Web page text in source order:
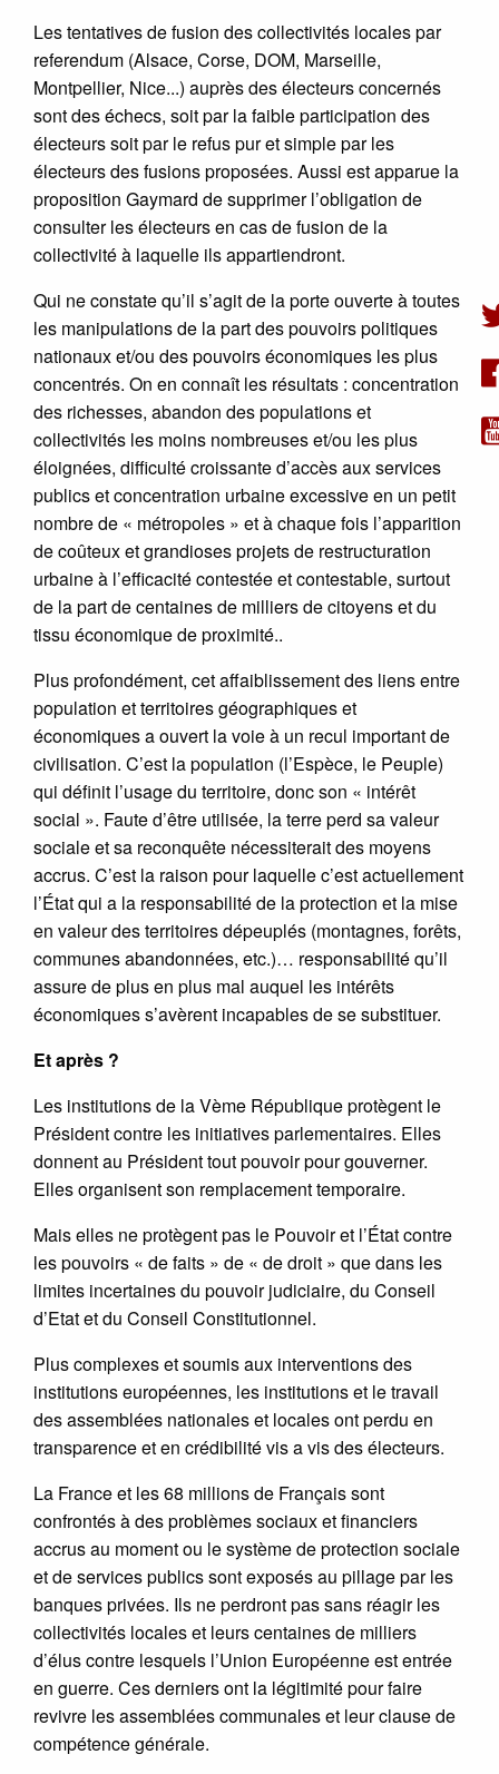
Les tentatives de fusion des collectivités locales par
referendum (Alsace, Corse, DOM, Marseille,
Montpellier, Nice...) auprès des électeurs concernés
sont des échecs, soit par la faible participation des
électeurs soit par le refus pur et simple par les
électeurs des fusions proposées. Aussi est apparue la
proposition Gaymard de supprimer l’obligation de
consulter les électeurs en cas de fusion de la
collectivité à laquelle ils appartiendront.
Qui ne constate qu’il s’agit de la porte ouverte à toutes
les manipulations de la part des pouvoirs politiques
nationaux et/ou des pouvoirs économiques les plus
concentrés. On en connaît les résultats : concentration
des richesses, abandon des populations et
collectivités les moins nombreuses et/ou les plus
éloignées, difficulté croissante d’accès aux services
publics et concentration urbaine excessive en un petit
nombre de « métropoles » et à chaque fois l’apparition
de coûteux et grandioses projets de restructuration
urbaine à l’efficacité contestée et contestable, surtout
de la part de centaines de milliers de citoyens et du
tissu économique de proximité..
Plus profondément, cet affaiblissement des liens entre
population et territoires géographiques et
économiques a ouvert la voie à un recul important de
civilisation. C’est la population (l’Espèce, le Peuple)
qui définit l’usage du territoire, donc son « intérêt
social ». Faute d’être utilisée, la terre perd sa valeur
sociale et sa reconquête nécessiterait des moyens
accrus. C’est la raison pour laquelle c’est actuellement
l’État qui a la responsabilité de la protection et la mise
en valeur des territoires dépeuplés (montagnes, forêts,
communes abandonnées, etc.)… responsabilité qu’il
assure de plus en plus mal auquel les intérêts
économiques s’avèrent incapables de se substituer.
Et après ?
Les institutions de la Vème République protègent le
Président contre les initiatives parlementaires. Elles
donnent au Président tout pouvoir pour gouverner.
Elles organisent son remplacement temporaire.
Mais elles ne protègent pas le Pouvoir et l’État contre
les pouvoirs « de faits » de « de droit » que dans les
limites incertaines du pouvoir judiciaire, du Conseil
d’Etat et du Conseil Constitutionnel.
Plus complexes et soumis aux interventions des
institutions européennes, les institutions et le travail
des assemblées nationales et locales ont perdu en
transparence et en crédibilité vis a vis des électeurs.
La France et les 68 millions de Français sont
confrontés à des problèmes sociaux et financiers
accrus au moment ou le système de protection sociale
et de services publics sont exposés au pillage par les
banques privées. Ils ne perdront pas sans réagir les
collectivités locales et leurs centaines de milliers
d’élus contre lesquels l’Union Européenne est entrée
en guerre. Ces derniers ont la légitimité pour faire
revivre les assemblées communales et leur clause de
compétence générale.